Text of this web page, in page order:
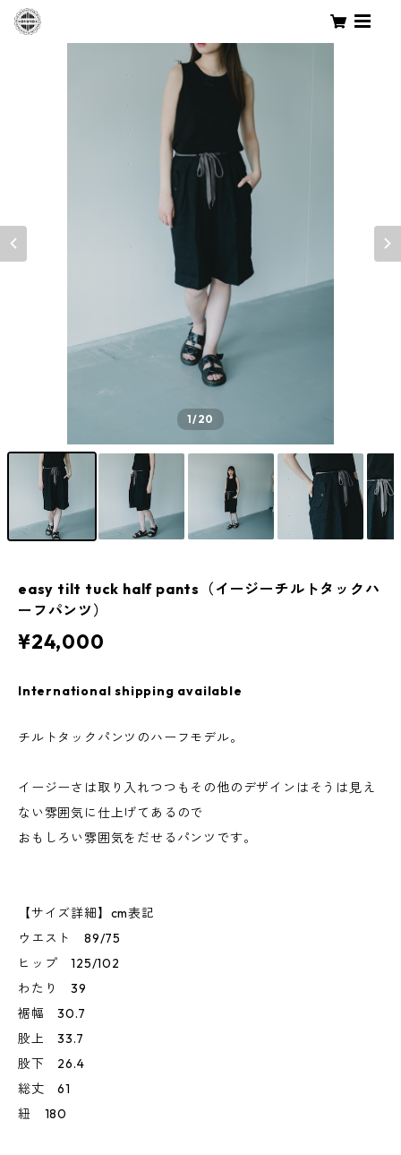
1/20
easy tilt tuck half pants（イージーチルトタックハ
ーフパンツ）
¥24,000
International shipping available
チルトタックパンツのハーフモデル。
イージーさは取り入れつつもその他のデザインはそうは見え
ない雰囲気に仕上げてあるので
おもしろい雰囲気をだせるパンツです。
【サイズ詳細】cm表記
ウエスト 89/75
ヒップ 125/102
わたり 39
裾幅 30.7
股上 33.7
股下 26.4
総丈 61
紐 180